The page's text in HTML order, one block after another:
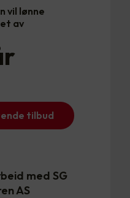
vil lønne
av
tilbud
med SG
AS